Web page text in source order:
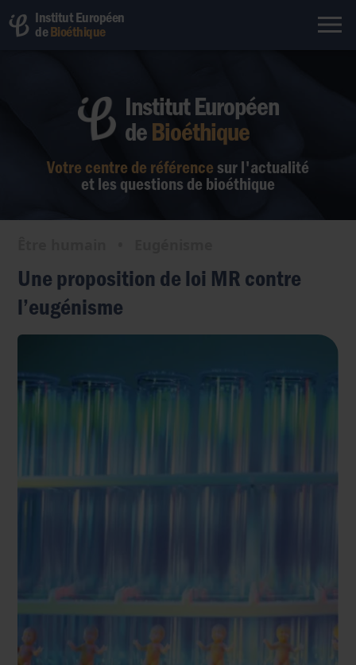
Institut Européen
deBioéthique
Votre centre de référence sur l'actualité
et les questions de bioéthique
Institut Européen
deBioéthique
Une proposition de loi MR contre
l’eugénisme